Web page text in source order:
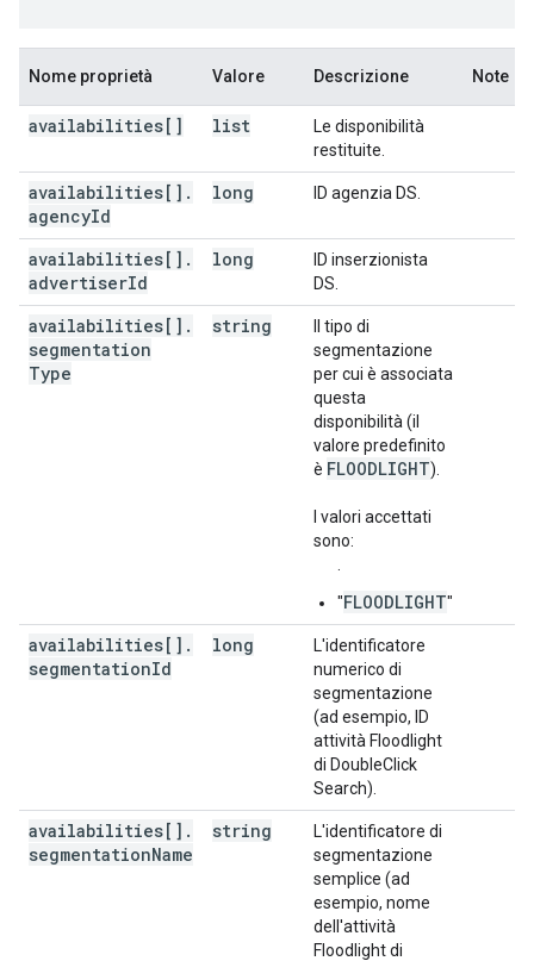
Nome proprietà Valore Descrizione Note
availabilities[] list
Le disponibilità
restituite.
availabilities[] .
agencyId
long ID agenzia DS.
availabilities[] .
advertiserId
long
ID inserzionista
DS.
availabilities[] .
segmentation
Type
string
Il tipo di
segmentazione
per cui è associata
questa
disponibilità (il
valore predefinito
è FLOODLIGHT).
I valori accettati
sono:
"FLOODLIGHT"
availabilities[] .
segmentationId
long
L'identificatore
numerico di
segmentazione
(ad esempio, ID
attività Floodlight
di DoubleClick
Search).
availabilities[] .
segmentationName
string
L'identificatore di
segmentazione
semplice (ad
esempio, nome
dell'attività
Floodlight di